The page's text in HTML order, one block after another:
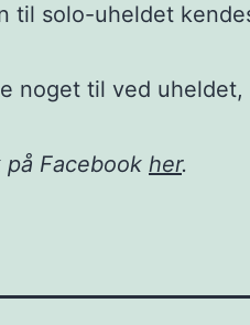
til solo-uheldet
noget til ved uheldet,
Facebook her.